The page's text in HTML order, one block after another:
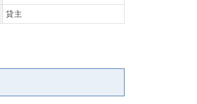
貸主